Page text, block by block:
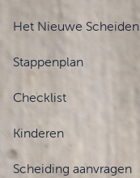
Het Nieuwe Scheiden
Stappenplan
Checklist
Kinderen
Scheiding aanvragen